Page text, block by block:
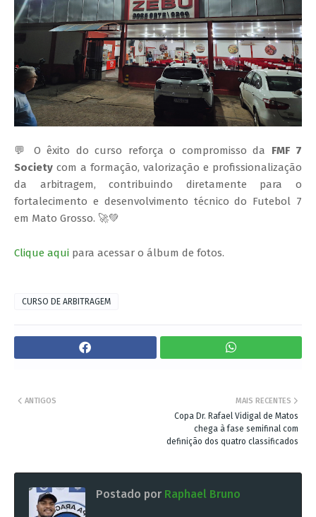
💬 O êxito do curso reforça o compromisso da FMF 7
Society com a formação, valorização e profissionalização
da arbitragem, contribuindo diretamente para o
fortalecimento e desenvolvimento técnico do Futebol 7
em Mato Grosso. 🚀💚
Clique aqui para acessar o álbum de fotos.
CURSO DE ARBITRAGEM
MAIS RECENTES
Copa Dr. Rafael Vidigal de Matos
chega à fase semifinal com
definição dos quatro classificados
ANTIGOS
Postado por Raphael Bruno